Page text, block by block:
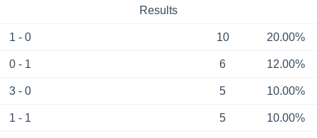
Results
1 - 0 10 20.00%
0 - 1 6 12.00%
3 - 0 5 10.00%
1 - 1 5 10.00%